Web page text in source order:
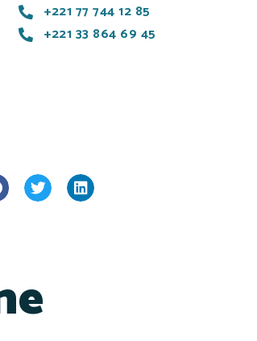
+221 77 744 12 85
+221 33 864 69 45